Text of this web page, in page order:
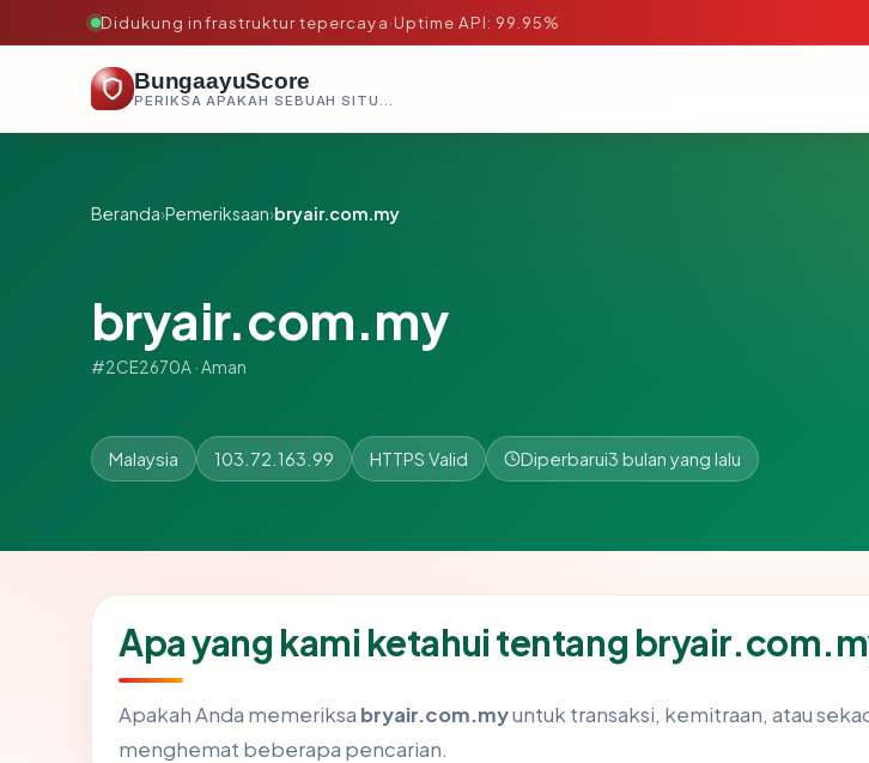
Didukung infrastruktur tepercaya·Uptime API: 99.95%
BungaayuScore
PERIKSA APAKAH SEBUAH SITUS AMAN, TEPERCAYA, DAN TERVERIFIKASI DALAM HITUNGAN DETIK.
Beranda›Pemeriksaan›bryair.com.my
bryair.com.my
#2CE2670A · Aman
Malaysia 103.72.163.99 HTTPS Valid Diperbarui3 bulan yang lalu
Apa yang kami ketahui tentang
Apakah Anda memeriksa bryair.com.myuntuk transaksi, kemitraan, atau
menghemat beberapa pencarian.